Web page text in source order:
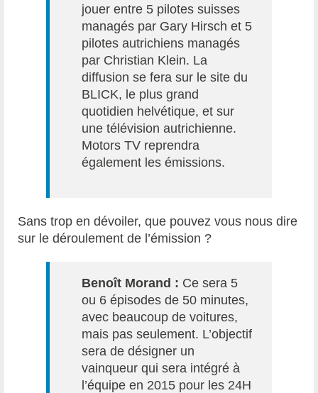
jouer entre 5 pilotes suisses
managés par Gary Hirsch et 5
pilotes autrichiens managés
par Christian Klein. La
diffusion se fera sur le site du
BLICK, le plus grand
quotidien helvétique, et sur
une télévision autrichienne.
Motors TV reprendra
également les émissions.
Sans trop en dévoiler, que pouvez vous nous dire
sur le déroulement de l’émission ?
Benoît Morand : Ce sera 5
ou 6 épisodes de 50 minutes,
avec beaucoup de voitures,
mais pas seulement. L’objectif
sera de désigner un
vainqueur qui sera intégré à
l’équipe en 2015 pour les 24H